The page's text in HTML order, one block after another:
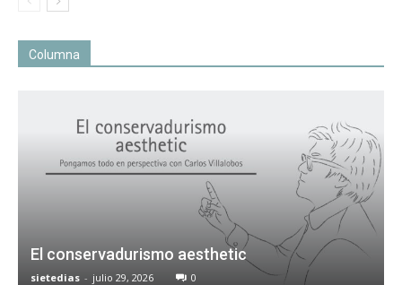
Columna
El conservadurismo aesthetic
sietedias - julio 29, 2026 0